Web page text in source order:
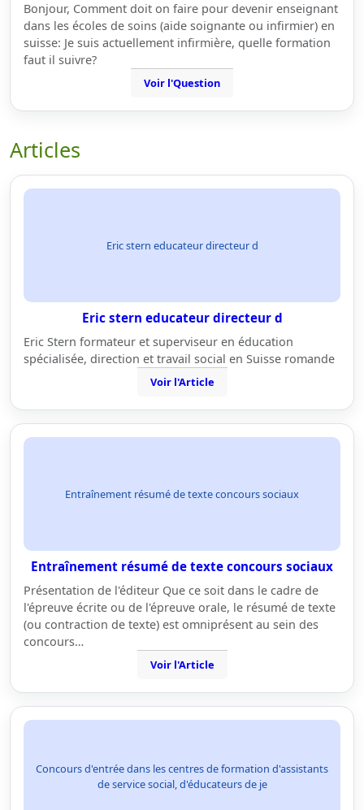
Bonjour, Comment doit on faire pour devenir enseignant
dans les écoles de soins (aide soignante ou infirmier) en
suisse: Je suis actuellement infirmière, quelle formation
faut il suivre?
Voir l'Question
Articles
Eric stern educateur directeur d
Eric stern educateur directeur d
Eric Stern formateur et superviseur en éducation
spécialisée, direction et travail social en Suisse romande
Voir l'Article
Entraînement résumé de texte concours sociaux
Entraînement résumé de texte concours sociaux
Présentation de l'éditeur Que ce soit dans le cadre de
l'épreuve écrite ou de l'épreuve orale, le résumé de texte
(ou contraction de texte) est omniprésent au sein des
concours…
Voir l'Article
Concours d'entrée dans les centres de formation d'assistants
de service social, d'éducateurs de je